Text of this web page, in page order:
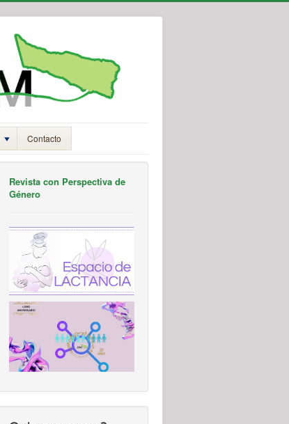
Contacto
Revista con Perspectiva de
Género